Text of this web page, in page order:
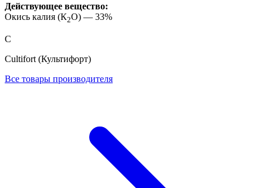
Действующее вещество:
Окись калия (К2О) — 33%
C
Cultifort (Культифорт)
Все товары производителя